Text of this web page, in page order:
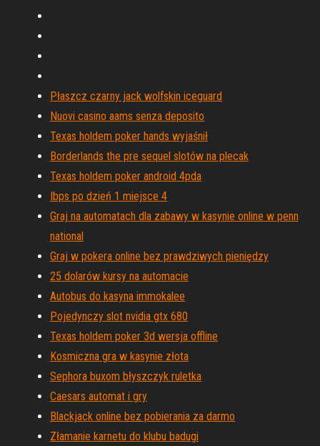
Płaszcz czarny jack wolfskin iceguard
Nuovi casino aams senza deposito
Texas holdem poker hands wyjaśnił
Borderlands the pre sequel slotów na plecak
Texas holdem poker android 4pda
Ibps po dzień 1 miejsce 4
Graj na automatach dla zabawy w kasynie online w penn
national
Graj w pokera online bez prawdziwych pieniędzy
25 dolarów kursy na automacie
Autobus do kasyna immokalee
Pojedynczy slot nvidia gtx 680
Texas holdem poker 3d wersja offline
Kosmiczna gra w kasynie złota
Sephora buxom błyszczyk ruletka
Caesars automat i gry
Blackjack online bez pobierania za darmo
Złamanie karnetu do klubu badugi